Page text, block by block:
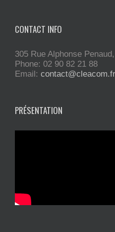
CONTACT INFO
305 Rue Alphonse
Phone: 02 90 82 21 88
Email: contact@cleacom.fr
PRÉSENTATION